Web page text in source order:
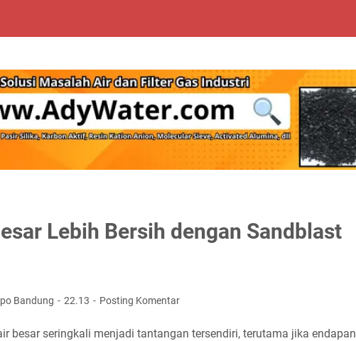
Lebih Bersih dengan Sandblast
Bandung 22.13 Posting Komentar
besar seringkali menjadi tantangan tersendiri, terutama jika endapan